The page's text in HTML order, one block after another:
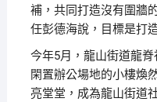
補，共同打造沒有圍牆
任彭德海說，目標是打
今年5月，龍山街道龍
閑置辦公場地的小樓煥
亮堂堂，成為龍山街道